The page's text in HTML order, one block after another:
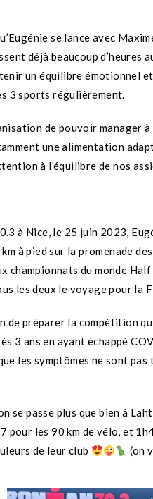
se lance avec
déjà beaucoup
un équilibre émotionnel
3 sports régulièrement.
de pouvoir manager
une alimentation
à l’équilibre de nos
à Nice, le 25 juin 2023,
à pied sur la promenade
championnats du monde
les deux le voyage pour la
de préparer la compétition
3 ans en ayant échappé
les symptômes ne sont
se passe plus que bien à
pour les 90 km de vélo, et
de leur club
(on